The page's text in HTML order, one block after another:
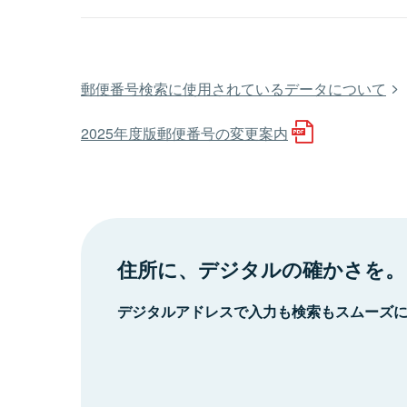
郵便番号検索に使用されているデータについて
2025年度版郵便番号の変更案内
住所に、デジタルの確かさを。
デジタルアドレスで入力も検索もスムーズ